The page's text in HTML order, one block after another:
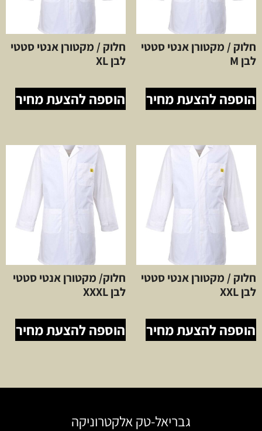
חלוק / מקטורן אנטי סטטי
לבן M
הוספה להצעת מחיר
חלוק / מקטורן אנטי סטטי
לבן XL
הוספה להצעת מחיר
חלוק / מקטורן אנטי סטטי
לבן XXL
הוספה להצעת מחיר
חלוק/ מקטורן אנטי סטטי
לבן XXXL
הוספה להצעת מחיר
גבריאל-טק אלקטרוניקה